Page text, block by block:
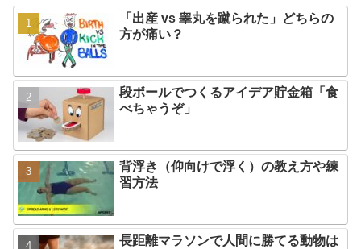
「出産 vs 睾丸を蹴られた」どちらの
方が痛い？
段ボールでつくるアイデア貯金箱「食
べちゃうぞ」
背浮き（仰向けで浮く）の教え方や練
習方法
長距離マラソンで人間に勝てる動物は